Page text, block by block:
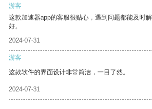
游客
这款加速器app的客服很贴心，遇到问题都能及时
好。
2024-07-31
游客
这款软件的界面设计非常简洁，一目了然。
2024-07-31